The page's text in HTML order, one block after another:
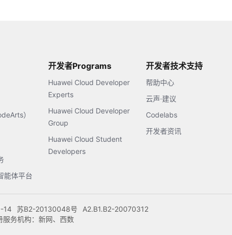
）
能体平台
开发者Programs
Huawei Cloud Developer
Experts
Huawei Cloud Developer
Group
Huawei Cloud Student
Developers
开发者技术支持
帮助中心
云声·建议
Codelabs
开发者资讯
14 苏B2-20130048号
A2.B1.B2-20070312
务机构：新网、西数